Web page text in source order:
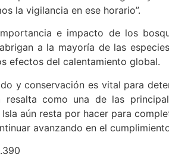
la vigilancia en ese horario”.
e impacto de los
a la mayoría de las
efectos del calentamiento global.
y conservación es vital para
resalta como una de las
aún resta por hacer para
avanzando en el